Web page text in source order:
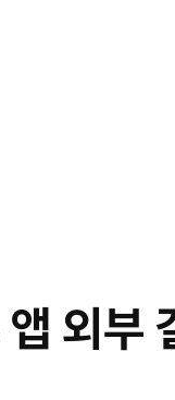
외부